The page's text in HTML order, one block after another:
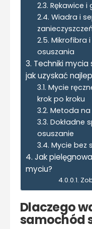
Rękawice i
Wiadra i
Mikrofibra
osuszania
Techniki
jak uzyskać
Mycie
krok po kroku
Metoda
Dokładne
osuszanie
Mycie bez
Jak
myciu?
Dlaczego
samochód